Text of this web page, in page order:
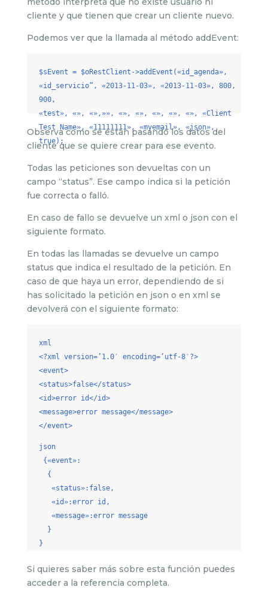
cliente y que tienen que crear un cliente nuevo.
Podemos ver que la llamada al método addEvent:
$sEvent = $oRestClient->addEvent(«id_agenda»,
«id_servicio”, «2013-11-03», «2013-11-03», 800,
900,
«test», «», «»,»», «», «», «», «», «», «Client
Test Name», «11111111», «myemail», «json»,
true);
Observa como se están pasando los datos del
cliente que se quiere crear para ese evento.
Todas las peticiones son devueltas con un
campo “status”. Ese campo indica si la petición
fue correcta o falló.
En caso de fallo se devuelve un xml o json con el
siguiente formato.
En todas las llamadas se devuelve un campo
status que indica el resultado de la petición. En
caso de que haya un error, dependiendo de si
has solicitado la petición en json o en xml se
devolverá con el siguiente formato:
xml
<?xml version=’1.0′ encoding=’utf-8′?>
<event>
<status>false</status>
<id>error id</id>
<message>error message</message>
</event>
json
{«event»:
{
«status»:false,
«id»:error id,
«message»:error message
}
}
Si quieres saber más sobre esta función puedes
acceder a la referencia completa.